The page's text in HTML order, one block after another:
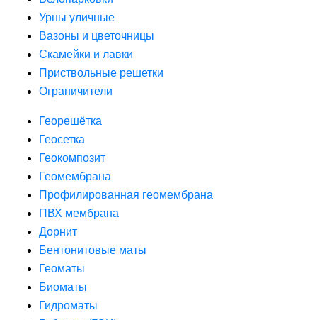
Урны уличные
Вазоны и цветочницы
Скамейки и лавки
Приствольные решетки
Ограничители
Георешётка
Геосетка
Геокомпозит
Геомембрана
Профилированная геомембрана
ПВХ мембрана
Дорнит
Бентонитовые маты
Геоматы
Биоматы
Гидроматы